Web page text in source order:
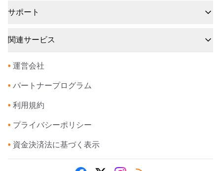
サポート
関連サービス
• 運営会社
• パートナープログラム
• 利用規約
• プライバシーポリシー
• 資金決済法に基づく表示